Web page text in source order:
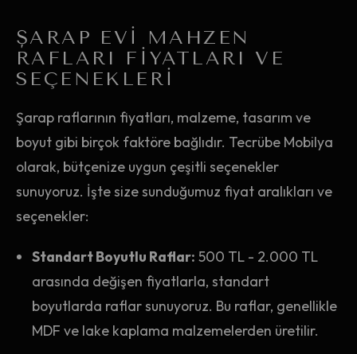
ŞARAP EVI MAHZEN
RAFLARI FIYATLARI VE
SEÇENEKLERI
Şarap raflarının fiyatları, malzeme, tasarım ve
boyut gibi birçok faktöre bağlıdır. Tecrübe Mobilya
olarak, bütçenize uygun çeşitli seçenekler
sunuyoruz. İşte size sunduğumuz fiyat aralıkları ve
seçenekler:
Standart Boyutlu Raflar: 500 TL - 2.000 TL
arasında değişen fiyatlarla, standart
boyutlarda raflar sunuyoruz. Bu raflar, genellikle
MDF ve lake kaplama malzemelerden üretilir.